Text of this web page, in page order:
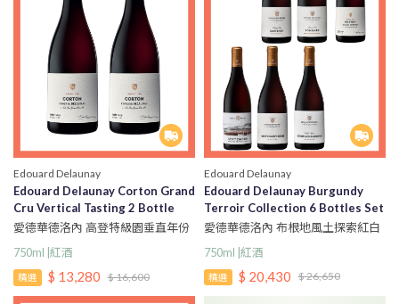
Edouard Delaunay
Edouard Delaunay Corton Grand
Cru Vertical Tasting 2 Bottle
Set
愛德華德洛內 高登特級園垂直年份
750ml |紅酒
精選 $ 13,280 $ 16,600
Edouard Delaunay
Edouard Delaunay Burgundy
Terroir Collection 6 Bottles Set
愛德華德洛內 布根地風土探索紅白
酒 6 入組
750ml |紅酒
精選 $ 20,430 $ 26,650